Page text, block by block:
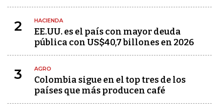
2 HACIENDA
EE.UU. es el país con mayor deuda
pública con US$40,7 billones en 2026
3 AGRO
Colombia sigue en el top tres de los
países que más producen café